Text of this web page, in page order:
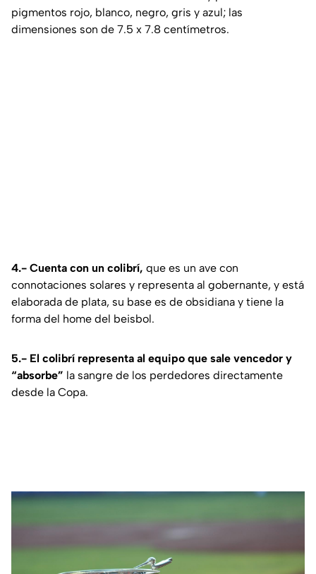
pigmentos rojo, blanco, negro, gris y azul; las
dimensiones son de 7.5 x 7.8 centímetros.
4.- Cuenta con un colibrí, que es un ave con
connotaciones solares y representa al gobernante, y está
elaborada de plata, su base es de obsidiana y tiene la
forma del home del beisbol.
5.- El colibrí representa al equipo que sale vencedor y
“absorbe” la sangre de los perdedores directamente
desde la Copa.